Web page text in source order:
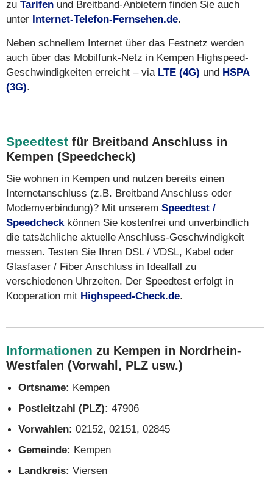
zu Tarifen und Breitband-Anbietern finden Sie auch
unter Internet-Telefon-Fernsehen.de.
Neben schnellem Internet über das Festnetz werden
auch über das Mobilfunk-Netz in Kempen Highspeed-
Geschwindigkeiten erreicht – via LTE (4G) und HSPA
(3G).
Speedtest für Breitband Anschluss in
Kempen (Speedcheck)
Sie wohnen in Kempen und nutzen bereits einen
Internetanschluss (z.B. Breitband Anschluss oder
Modemverbindung)? Mit unserem Speedtest /
Speedcheckkönnen Sie kostenfrei und unverbindlich
die tatsächliche aktuelle Anschluss-Geschwindigkeit
messen. Testen Sie Ihren DSL / VDSL, Kabel oder
Glasfaser / Fiber Anschluss in Idealfall zu
verschiedenen Uhrzeiten. Der Speedtest erfolgt in
Kooperation mit Highspeed-Check.de.
Informationen zu Kempen in Nordrhein-
Westfalen (Vorwahl, PLZ usw.)
Ortsname: Kempen
Postleitzahl (PLZ): 47906
Vorwahlen: 02152, 02151, 02845
Gemeinde: Kempen
Landkreis: Viersen